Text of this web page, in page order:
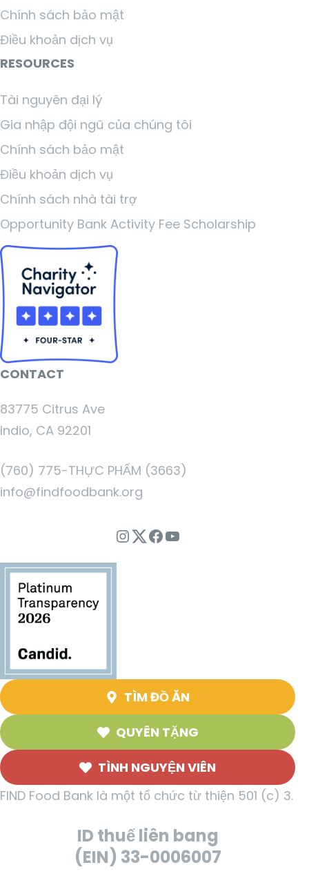
Chính sách bảo mật
Điều khoản dịch vụ
RESOURCES
Tài nguyên đại lý
Gia nhập đội ngũ của chúng tôi
Chính sách bảo mật
Điều khoản dịch vụ
Chính sách nhà tài trợ
Opportunity Bank Activity Fee Scholarship
CONTACT
83775 Citrus Ave
Indio, CA 92201
(760) 775-THỰC PHẨM (3663)
info@findfoodbank.org
Instagram
Twitter
Facebook
Youtube
TÌM ĐỒ ĂN
QUYÊN TẶNG
TÌNH NGUYỆN VIÊN
FIND Food Bank là một tổ chức từ thiện 501 (c) 3.
ID thuế liên bang
(EIN) 33-0006007